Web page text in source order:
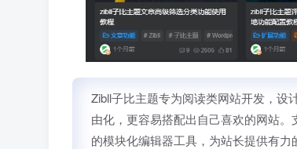
Zibll子比主题专为阅读类网站开发，设
由化，更容易搭配出自己喜欢的网站
的模块化编辑器工具，为站长提供有